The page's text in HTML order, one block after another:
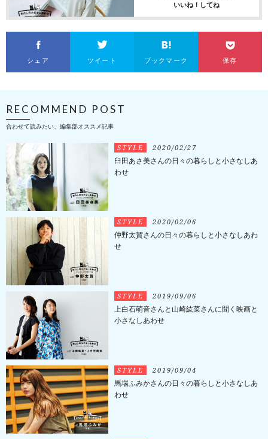
いいね！してね
シェア ツイート ブックマーク 保存
RECOMMEND POST
合わせて読みたい、編集部オススメ記事
STYLE 2020/02/27
臼田あさ美さんの日々の暮らしと小さなしあ
わせ
STYLE 2020/02/06
仲野太賀さんの日々の暮らしと小さなしあわ
せ
STYLE 2019/09/06
上白石萌音さんと山崎紘菜さんに聞く映画と
小さなしあわせ
STYLE 2019/09/04
馬場ふみかさんの日々の暮らしと小さなしあ
わせ